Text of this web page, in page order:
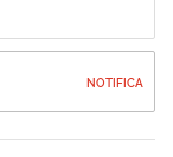
NOTIFICA